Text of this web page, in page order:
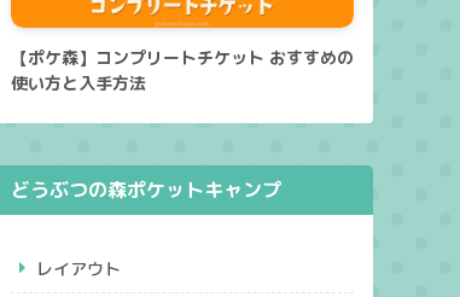
【ポケ森】コンプリートチケット おすすめの
使い方と入手方法
どうぶつの森ポケットキャンプ
レイアウト